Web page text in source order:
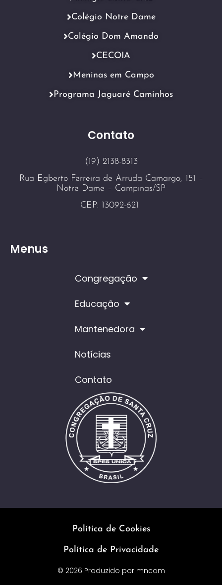
Contato
(19) 2138-8313
Rua Egberto Ferreira de Arruda Camargo, 151 –
Notre Dame – Campinas/SP
CEP: 13092-621
Menus
Congregação
Educação
Mantenedora
Notícias
Contato
Colégio Notre Dame
Colégio Dom Amando
CECOIA
Meninas em Campo
Programa Jaguaré Caminhos
Política de Cookies
Política de Privacidade
© 2026 Produzido por mncom